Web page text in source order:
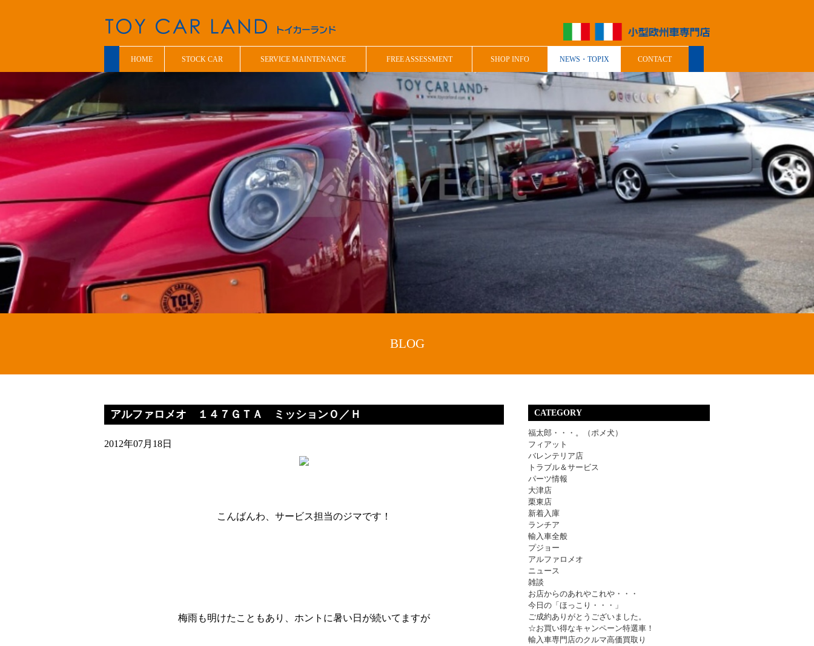
HOME STOCK CAR SERVICE MAINTENANCE FREE ASSESSMENT SHOP INFO NEWS・TOPIX CONTACT
BLOG
アルファロメオ １４７ＧＴＡ ミッションＯ／Ｈ
2012年07月18日
こんばんわ、サービス担当のジマです！
梅雨も明けたこともあり、ホントに暑い日が続いてますが
CATEGORY
福太郎・・・。（ポメ犬）
フィアット
バレンテリア店
トラブル＆サービス
パーツ情報
大津店
栗東店
新着入庫
ランチア
輸入車全般
プジョー
アルファロメオ
ニュース
雑談
お店からのあれやこれや・・・
今日の「ほっこり・・・」
ご成約ありがとうございました。
☆お買い得なキャンペーン特選車！
輸入車専門店のクルマ高価買取り